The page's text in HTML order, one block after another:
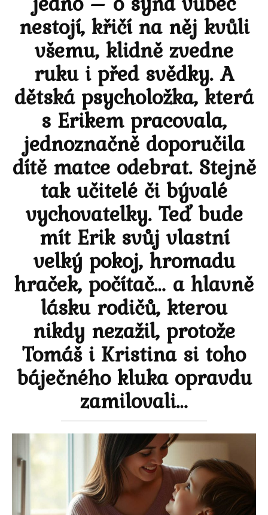
nestojí, křičí na něj kvůli
všemu, klidně zvedne
ruku i před svědky. A
dětská psycholožka, která
s Erikem pracovala,
jednoznačně doporučila
dítě matce odebrat. Stejně
tak učitelé či bývalé
vychovatelky. Teď bude
mít Erik svůj vlastní
velký pokoj, hromadu
hraček, počítač… a hlavně
lásku rodičů, kterou
nikdy nezažil, protože
Tomáš i Kristina si toho
báječného kluka opravdu
zamilovali…